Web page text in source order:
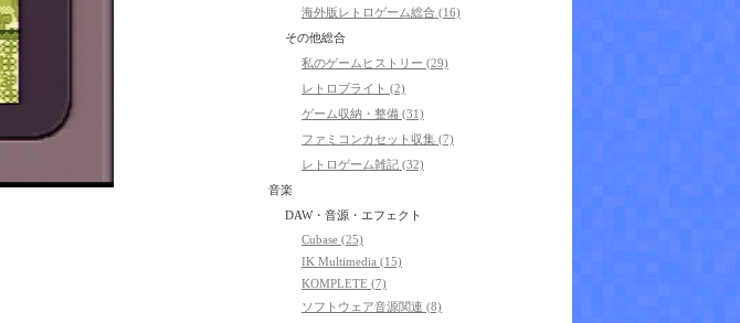
海外版レトロゲーム総合 (16)
その他総合
私のゲームヒストリー (29)
レトロブライト (2)
ゲーム収納・整備 (31)
ファミコンカセット収集 (7)
レトロゲーム雑記 (32)
音楽
DAW・音源・エフェクト
Cubase (25)
IK Multimedia (15)
KOMPLETE (7)
ソフトウェア音源関連 (8)